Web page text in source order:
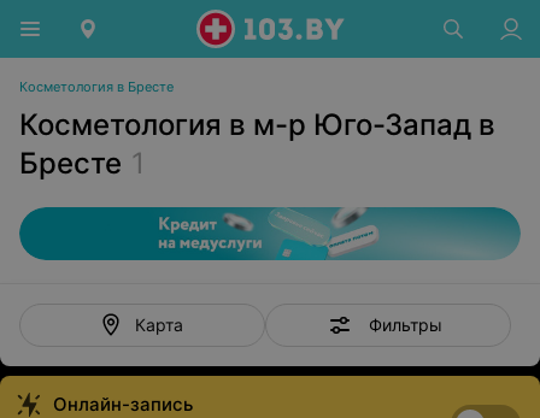
Косметология в Бресте
Косметология в м-р Юго-Запад в
Бресте 1
Карта Фильтры
Онлайн-запись